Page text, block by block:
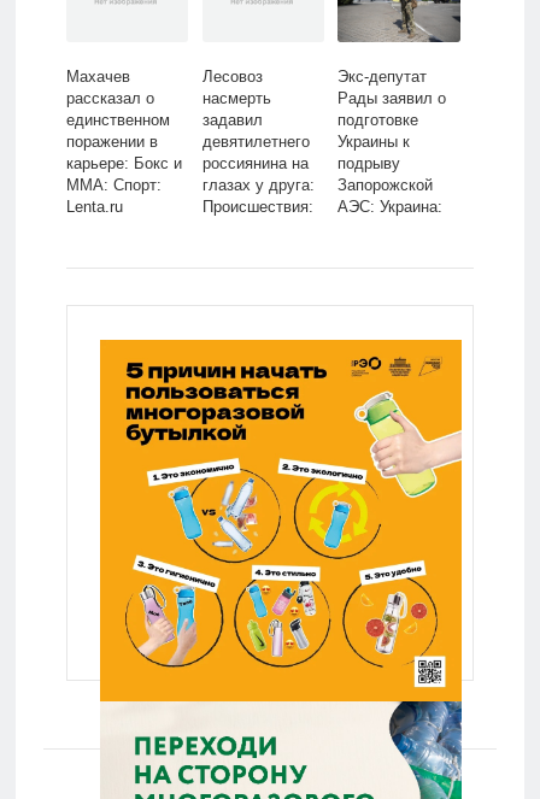
Украина:
Махачев
рассказал о
единственном
поражении в
карьере: Бокс и
ММА: Спорт:
Lenta.ru
Лесовоз
насмерть
задавил
девятилетнего
россиянина на
глазах у друга:
Происшествия:
Экс-депутат
Рады заявил о
подготовке
Украины к
подрыву
Запорожской
АЭС: Украина: